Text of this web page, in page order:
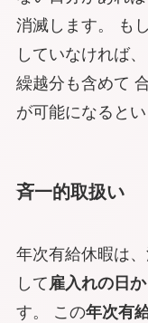
消滅します。 も
していなければ
繰越分も含めて
が可能になるとい
斉一的取扱い
年次有給休暇は
して雇入れの日
す。 この年次有